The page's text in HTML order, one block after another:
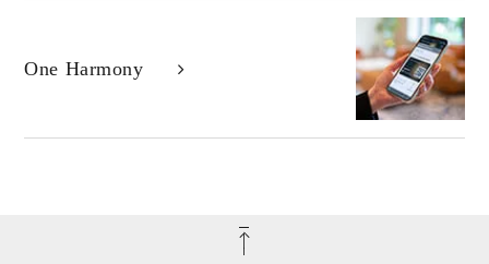
One Harmony